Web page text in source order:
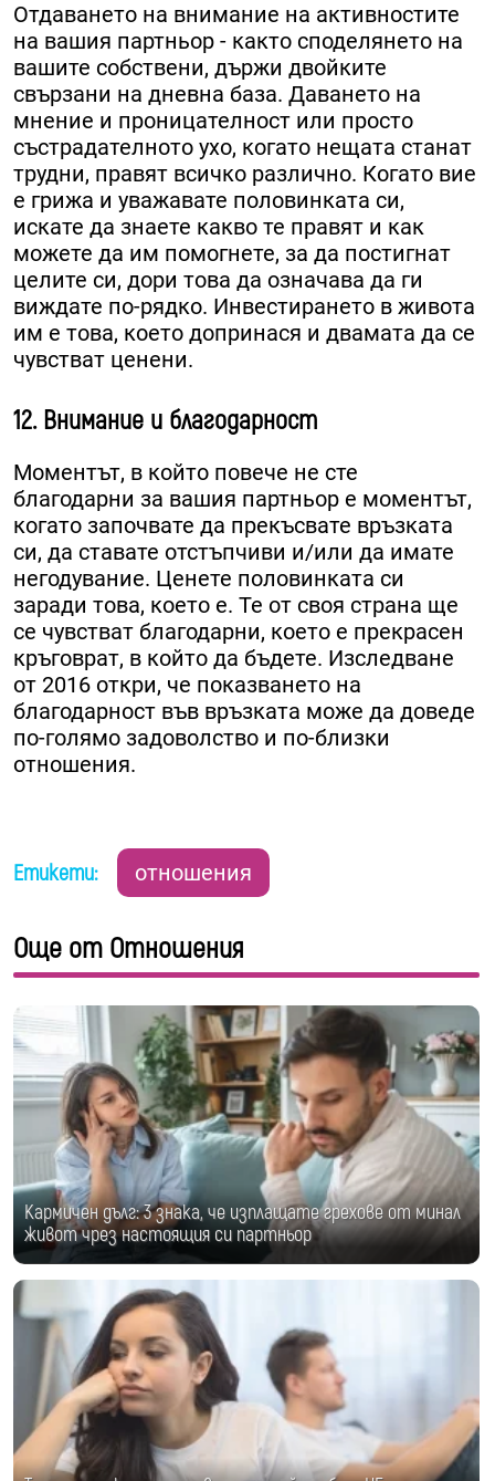
Отдаването на внимание на активностите
на вашия партньор - както споделянето на
вашите собствени, държи двойките
свързани на дневна база. Даването на
мнение и проницателност или просто
състрадателното ухо, когато нещата станат
трудни, правят всичко различно. Когато вие
е грижа и уважавате половинката си,
искате да знаете какво те правят и как
можете да им помогнете, за да постигнат
целите си, дори това да означава да ги
виждате по-рядко. Инвестирането в живота
им е това, което допринася и двамата да се
чувстват ценени.
12. Внимание и благодарност
Моментът, в който повече не сте
благодарни за вашия партньор е моментът,
когато започвате да прекъсвате връзката
си, да ставате отстъпчиви и/или да имате
негодувание. Ценете половинката си
заради това, което е. Те от своя страна ще
се чувстват благодарни, което е прекрасен
кръговрат, в който да бъдете. Изследване
от 2016 откри, че показването на
благодарност във връзката може да доведе
по-голямо задоволство и по-близки
отношения.
Етикети: отношения
Още от Отношения
Кармичен дълг: 3 знака, че изплащате грехове от минал
живот чрез настоящия си партньор